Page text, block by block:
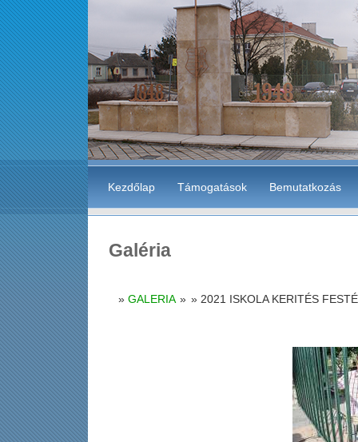
Kezdőlap Támogatások Bemutatkozás
Galéria
GALERIA » 2021 ISKOLA KERITÉS